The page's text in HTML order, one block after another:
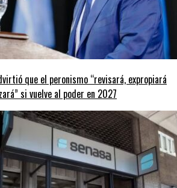
que el peronismo “revisará, expropiará
si vuelve al poder en 2027